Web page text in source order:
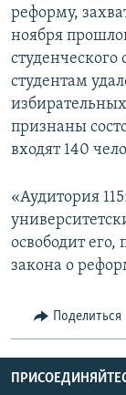
реформу,
ноября
студентам
признаны
входят 140
«Аудитория
освободит его,
закона о
Поделиться